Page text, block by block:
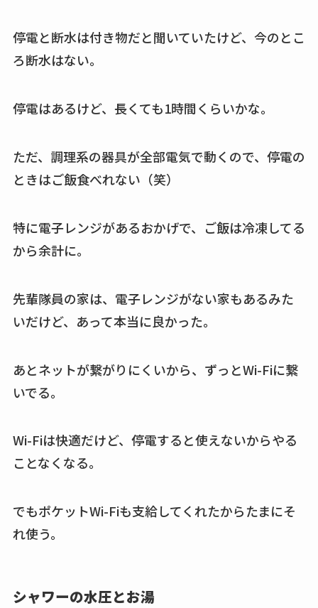
停電と断水は付き物だと聞いていたけど、今のとこ
ろ断水はない。
停電はあるけど、長くても1時間くらいかな。
ただ、調理系の器具が全部電気で動くので、停電の
ときはご飯食べれない（笑）
特に電子レンジがあるおかげで、ご飯は冷凍してる
から余計に。
先輩隊員の家は、電子レンジがない家もあるみた
いだけど、あって本当に良かった。
あとネットが繋がりにくいから、ずっとWi-Fiに繋
いでる。
Wi-Fiは快適だけど、停電すると使えないからやる
ことなくなる。
でもポケットWi-Fiも支給してくれたからたまにそ
れ使う。
シャワーの水圧とお湯